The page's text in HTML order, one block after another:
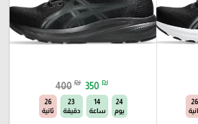
25
400 ₪ 350 ₪
24
يوم
14
ساعة
23
دقيقة
25
ثانية